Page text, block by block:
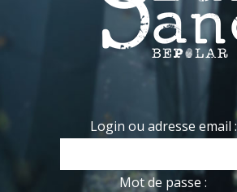
Login ou adresse email :
Mot de passe :